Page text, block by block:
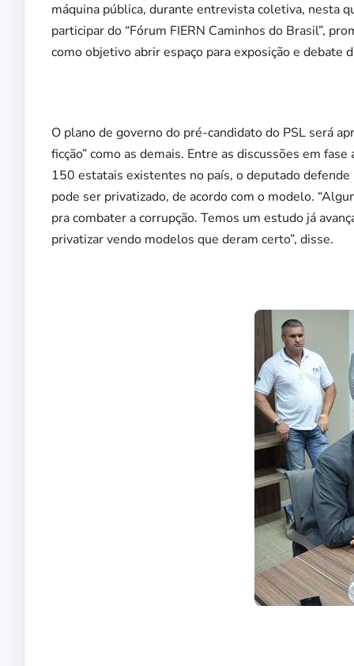
máquina pública, durante entrevista coletiva, nesta
participar do “Fórum FIERN Caminhos do Brasil”,
como objetivo abrir espaço para exposição e debate
O plano de governo do pré-candidato do PSL será
ficção” como as demais. Entre as discussões em
150 estatais existentes no país, o deputado
pode ser privatizado, de acordo com o modelo.
pra combater a corrupção. Temos um estudo já
privatizar vendo modelos que deram certo”, disse.